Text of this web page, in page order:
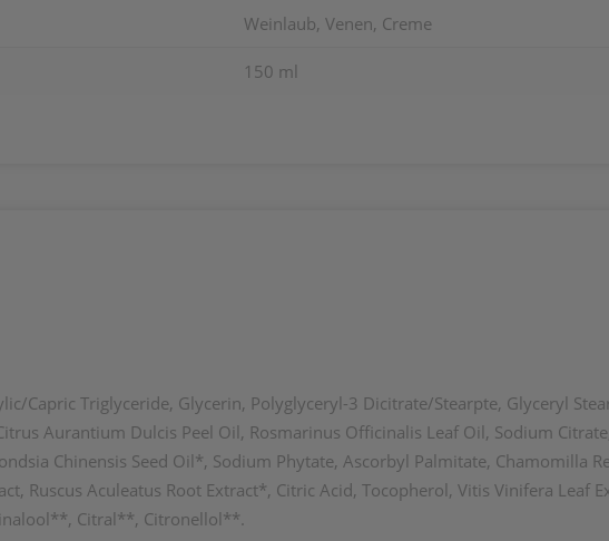
Weinlaub, Venen, Creme
150 ml
Capric Triglyceride, Glycerin, Polyglyceryl-3 Dicitrate/Stearpte, Glyceryl
Aurantium Dulcis Peel Oil, Rosmarinus Officinalis Leaf Oil, Sodium
Chinensis Seed Oil*, Sodium Phytate, Ascorbyl Palmitate, Chamomilla
Ruscus Aculeatus Root Extract*, Citric Acid, Tocopherol, Vitis Vinifera Leaf
Citral**, Citronellol**.